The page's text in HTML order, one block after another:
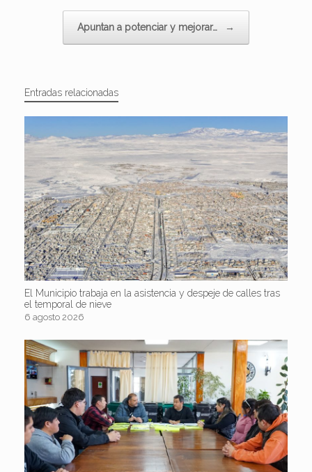
Apuntan a potenciar y mejorar… →
Entradas relacionadas
El Municipio trabaja en la asistencia y despeje de calles tras
el temporal de nieve
6 agosto 2026